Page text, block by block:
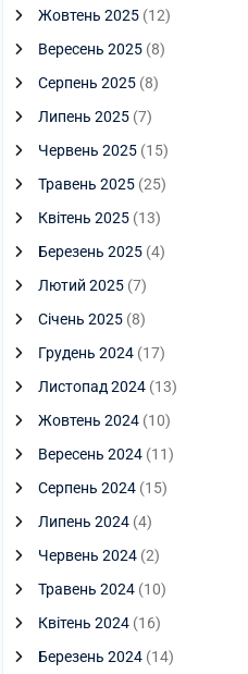
Жовтень 2025 (12)
Вересень 2025 (8)
Серпень 2025 (8)
Липень 2025 (7)
Червень 2025 (15)
Травень 2025 (25)
Квітень 2025 (13)
Березень 2025 (4)
Лютий 2025 (7)
Січень 2025 (8)
Грудень 2024 (17)
Листопад 2024 (13)
Жовтень 2024 (10)
Вересень 2024 (11)
Серпень 2024 (15)
Липень 2024 (4)
Червень 2024 (2)
Травень 2024 (10)
Квітень 2024 (16)
Березень 2024 (14)